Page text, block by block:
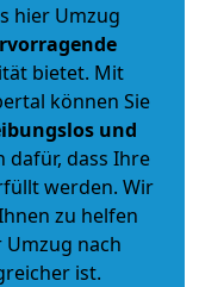
hier Umzug
bietet. Mit
können Sie
und
dass Ihre
werden. Wir
zu helfen
nach
ist.